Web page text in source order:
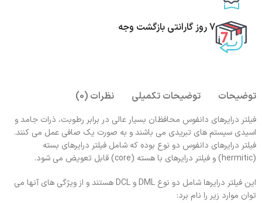
7 روز گارانتی بازگشت وجه
توضیحات توضیحات تکمیلی نظرات (0)
فیلتر درایرهای دانفوس محافظان بسیار عالی در برابر رطوبت، ذرات جامد و
اسیدی سیستم های تبریدی می باشند و به صورت یک صافی عمل می کنند.
فیلتر درایرهای دانفوس دو نوع بوده که شامل فیلتر درایرهای بسته
(hermitic) و فیلتر درایرهای با هسته (core) قابل تعویض می شود.
این فیلتر درایرها شامل دو نوع DML و DCL هستند و از ویژگی های آنها می
توان موارد زیر را نام برد: